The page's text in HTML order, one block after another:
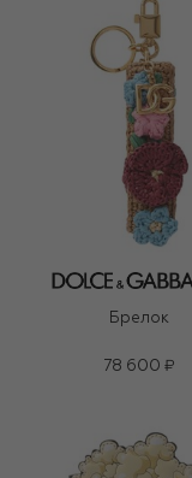
Брелок
78 600 ₽